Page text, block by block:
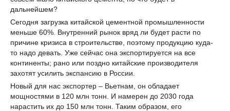
дальнейшем?
Сегодня загрузка китайской цементной промышленности
меньше 60%. Внутренний рынок вряд ли будет расти по
причине кризиса в строительстве, поэтому продукцию куда-
то надо девать. Уже сейчас она экспортируется на все
континенты; рано или поздно китайские производителя
захотят усилить экспансию в России.
Новый для нас экспортер – Вьетнам, он обладает
мощностями в 120 млн тонн. И намерен до 2030 года
нарастить их до 150 млн тонн. Таким образом, его